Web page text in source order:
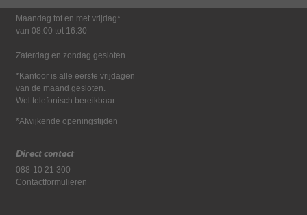
Maandag tot en met vrijdag*
van 08:00 tot 16:30
Zaterdag en zondag gesloten
*Kantoor is alle eerste vrijdagen
van de maand gesloten.
Wel telefonisch bereikbaar.
*Afwijkende openingstijden
Direct contact
088-10 21 300
Contactformulieren